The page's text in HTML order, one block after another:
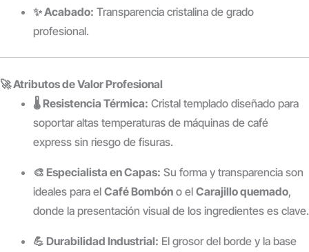
✨ Acabado: Transparencia cristalina de grado
profesional.
🚀 Atributos de Valor Profesional
🌡️ Resistencia Térmica: Cristal templado diseñado para
soportar altas temperaturas de máquinas de café
express sin riesgo de fisuras.
🎨 Especialista en Capas: Su forma y transparencia son
ideales para el Café Bombón o el Carajillo quemado,
donde la presentación visual de los ingredientes es clave.
💪 Durabilidad Industrial: El grosor del borde y la base